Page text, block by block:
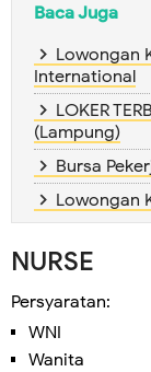
Baca Juga
Lowongan
International
LOKER
(Lampung)
Bursa
Lowongan
NURSE
Persyaratan:
WNI
Wanita